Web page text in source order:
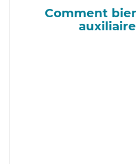
Comment